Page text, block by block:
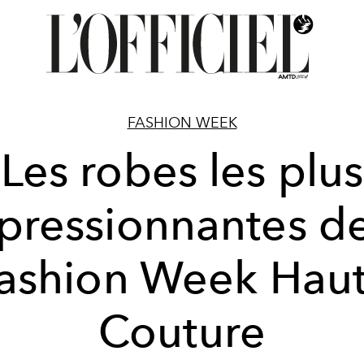
FASHION WEEK
Les robes les plus
Week
Couture